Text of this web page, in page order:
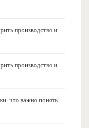
производство и
производство и
что важно понять